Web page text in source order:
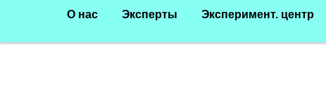
О нас Эксперты Эксперимент. центр